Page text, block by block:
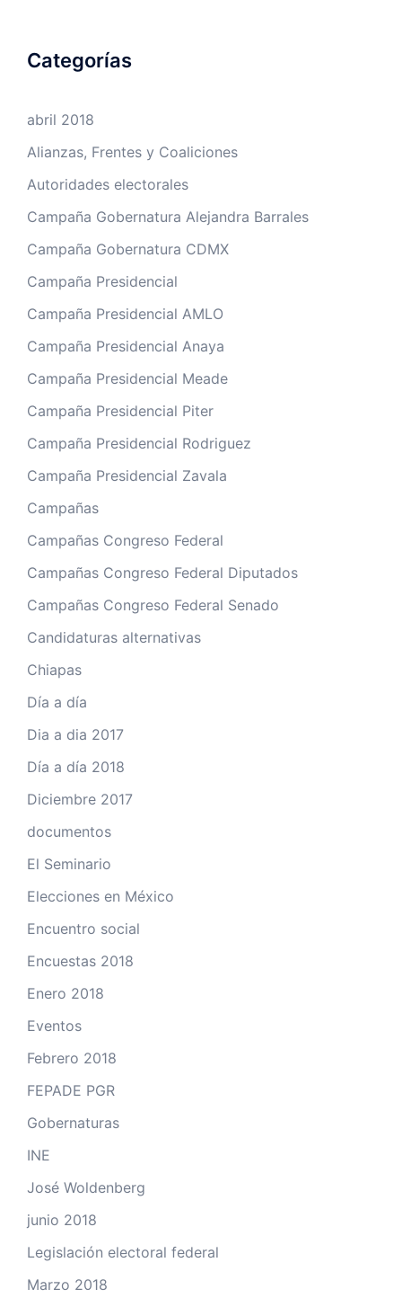
Categorías
abril 2018
Alianzas, Frentes y Coaliciones
Autoridades electorales
Campaña Gobernatura Alejandra Barrales
Campaña Gobernatura CDMX
Campaña Presidencial
Campaña Presidencial AMLO
Campaña Presidencial Anaya
Campaña Presidencial Meade
Campaña Presidencial Piter
Campaña Presidencial Rodriguez
Campaña Presidencial Zavala
Campañas
Campañas Congreso Federal
Campañas Congreso Federal Diputados
Campañas Congreso Federal Senado
Candidaturas alternativas
Chiapas
Día a día
Dia a dia 2017
Día a día 2018
Diciembre 2017
documentos
El Seminario
Elecciones en México
Encuentro social
Encuestas 2018
Enero 2018
Eventos
Febrero 2018
FEPADE PGR
Gobernaturas
INE
José Woldenberg
junio 2018
Legislación electoral federal
Marzo 2018